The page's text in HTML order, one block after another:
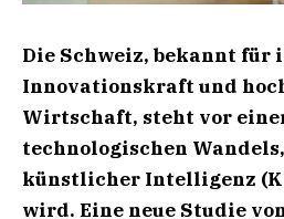
Die Schweiz, bekannt für
Innovationskraft und
Wirtschaft, steht vor
technologischen
künstlicher Intelligenz
wird. Eine neue Studie